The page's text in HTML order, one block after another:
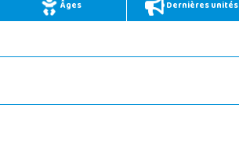
Âges Dernières unités